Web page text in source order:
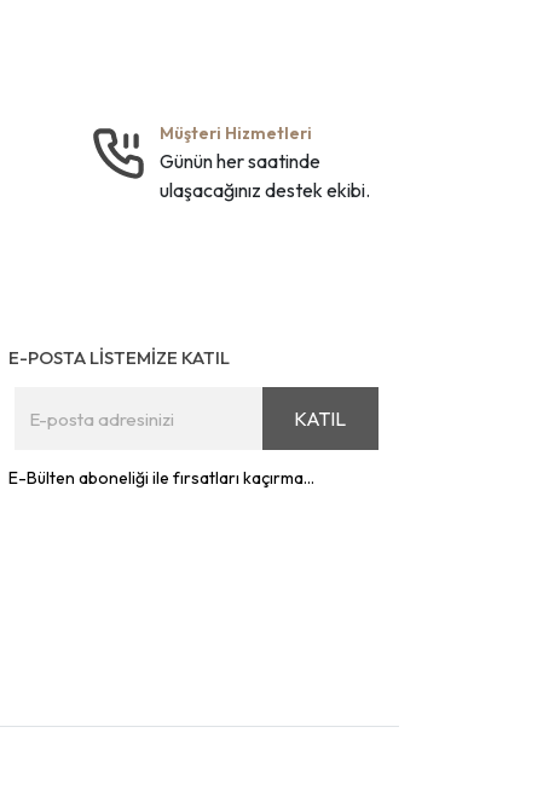
Müşteri Hizmetleri
Günün her saatinde
ulaşacağınız destek ekibi.
E-POSTA LİSTEMİZE KATIL
KATIL
E-Bülten aboneliği ile fırsatları kaçırma...